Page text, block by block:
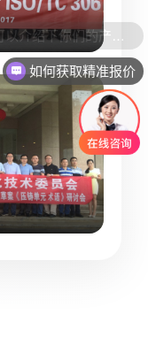
如何获取精准报价